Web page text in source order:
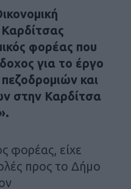
φορέας που
για το έργο
και
στην Καρδίτσα
φορέας, είχε
προς το Δήμο